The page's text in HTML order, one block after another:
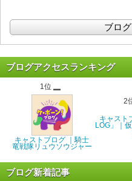
ブロ
ブログアクセスランキング
1位
キャストブログ ｜騎士
竜戦隊リュウソウジャー
2
キャスト
LOG」｜
ブログ新着記事